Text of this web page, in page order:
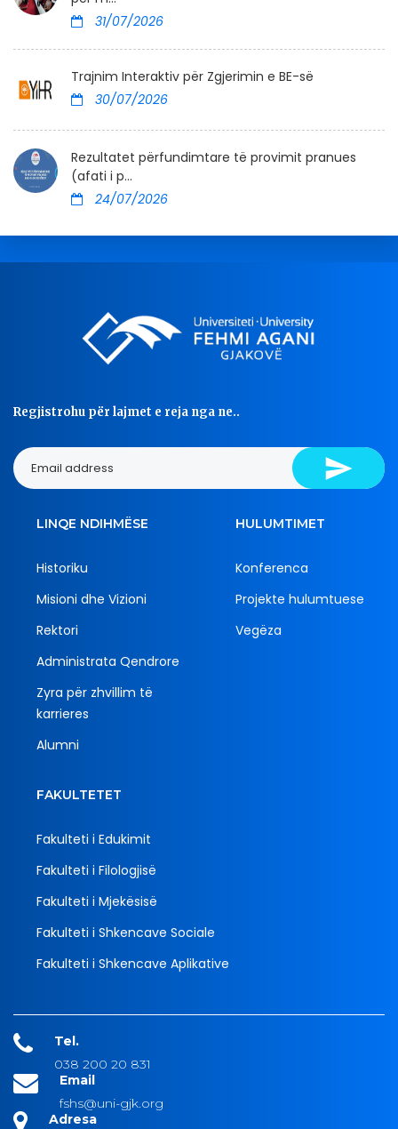
31/07/2026
Trajnim Interaktiv për Zgjerimin e BE-së
30/07/2026
Rezultatet përfundimtare të provimit pranues
(afati i p...
24/07/2026
Regjistrohu për lajmet e reja nga ne..
LINQE NDIHMËSE
Historiku
Misioni dhe Vizioni
Rektori
Administrata Qendrore
Zyra për zhvillim të
karrieres
Alumni
HULUMTIMET
Konferenca
Projekte hulumtuese
Vegëza
FAKULTETET
Fakulteti i Edukimit
Fakulteti i Filologjisë
Fakulteti i Mjekësisë
Fakulteti i Shkencave Sociale
Fakulteti i Shkencave Aplikative
Tel.
038 200 20 831
Email
fshs@uni-gjk.org
Adresa